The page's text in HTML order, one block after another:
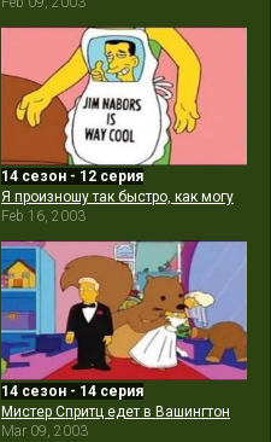
14 сезон - 12 серия
Я произношу так быстро, как могу
Feb 16, 2003
14 сезон - 14 серия
Мистер Спритц едет в Вашингтон
Mar 09, 2003